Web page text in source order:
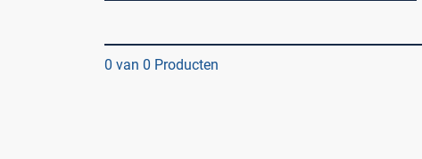
0 van 0 Producten
Zorginstellingen